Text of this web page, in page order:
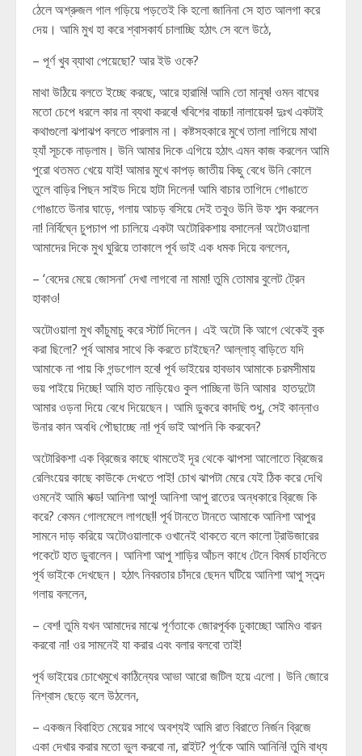
ঠেলে অশ্রুজল গাল গড়িয়ে পড়তেই কি হলো জানিনা সে হাত আলগা করে
দেয়। আমি মুখ হা করে শ্বাসকার্য চালাচ্ছি হঠাৎ সে বলে উঠে,
– পূর্ণ খুব ব্যাথা পেয়েছো? আর ইউ ওকে?
মাথা উঠিয়ে বলতে ইচ্ছে করছে, আরে হারামি! আমি তো মানুষ! ওমন বাঘের
মতো চেপে ধরলে কার না ব্যথা করবে! খবিশের বাচ্চা! নালায়েক! দুঃখ একটাই
কথাগুলো ঝপাঝপ বলতে পারলাম না। কষ্টসহকারে মুখে তালা লাগিয়ে মাথা
হ্যাঁ সূচকে নাড়লাম। উনি আমার দিকে এগিয়ে হঠাৎ এমন কাজ করলেন আমি
পুরো থতমত খেয়ে যাই! আমার মুখে কাপড় জাতীয় কিছু বেধে উনি কোলে
তুলে বাড়ির পিছন সাইড দিয়ে হাটা দিলেন! আমি বাচার তাগিদে গোঙাতে
গোঙাতে উনার ঘাড়ে, গলায় আচড় বসিয়ে দেই তবুও উনি উফ শব্দ করলেন
না! নির্বিঘ্নে চুপচাপ পা চালিয়ে একটা অটোরিকশায় বসালেন! অটোওয়ালা
আমাদের দিকে মুখ ঘুরিয়ে তাকালে পূর্ব ভাই এক ধমক দিয়ে বললেন,
– ‘বেদের মেয়ে জোসনা’ দেখা লাগবো না মামা! তুমি তোমার বুলেট ট্রেন
হাকাও!
অটোওয়ালা মুখ কাঁচুমাচু করে স্টার্ট দিলেন। এই অটো কি আগে থেকেই বুক
করা ছিলো? পূর্ব আমার সাথে কি করতে চাইছেন? আল্লাহ্ বাড়িতে যদি
আমাকে না পায় কি গন্ডগোল হবে! পূর্ব ভাইয়ের হাবভাব আমাকে চরমসীমায়
ভয় পাইয়ে দিচ্ছে! আমি হাত নাড়িয়েও কুল পাচ্ছিনা উনি আমার হাতদুটো
আমার ওড়না দিয়ে বেধে দিয়েছেন। আমি ডুকরে কাদছি শুধু, সেই কান্নাও
উনার কান অবধি পৌছাচ্ছে না! পূর্ব ভাই আপনি কি করবেন?
অটোরিকশা এক ব্রিজের কাছে থামতেই দূর থেকে ঝাপসা আলোতে ব্রিজের
রেলিংয়ের কাছে কাউকে দেখতে পাই! চোখ ঝাপটা মেরে যেই ঠিক করে দেখি
ওমনেই আমি শক্ড! আনিশা আপু! আনিশা আপু রাতের অন্ধকারে ব্রিজে কি
করে? কেমন গোলমেলে লাগছে!! পূর্ব টানতে টানতে আমাকে আনিশা আপুর
সামনে দাড় করিয়ে অটোওয়ালাকে ওখানেই থাকতে বলে কালো ট্রাউজারের
পকেটে হাত ডুবালেন। আনিশা আপু শাড়ির আঁচল কাধে টেনে বিমর্ষ চাহনিতে
পূর্ব ভাইকে দেখছেন। হঠাৎ নিবরতার চাঁদরে ছেদন ঘটিয়ে আনিশা আপু স্তব্দ
গলায় বললেন,
– বেশ! তুমি যখন আমাদের মাঝে পূর্ণতাকে জোরপূর্বক ঢুকাচ্ছো আমিও বারন
করবো না! ওর সামনেই যা করার এবং বলার বলবো তাই!
পূর্ব ভাইয়ের চোখেমুখে কাঠিন্যের আভা আরো জটিল হয়ে এলো। উনি জোরে
নিশ্বাস ছেড়ে বলে উঠলেন,
– একজন বিবাহিত মেয়ের সাথে অবশ্যই আমি রাত বিরাতে নির্জন ব্রিজে
একা দেখার করার মতো ভুল করবো না, রাইট? পূর্ণকে আমি আনিনি! তুমি বাধ্য